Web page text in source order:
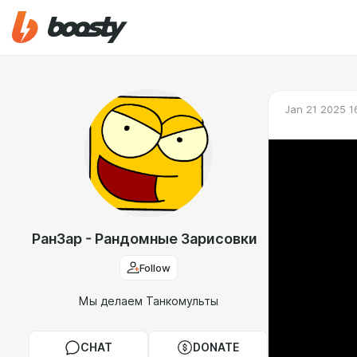
РанЗар - Рандомные Зарисовки
Follow
Мы делаем Танкомульты
CHAT DONATE
Jan 21 2025